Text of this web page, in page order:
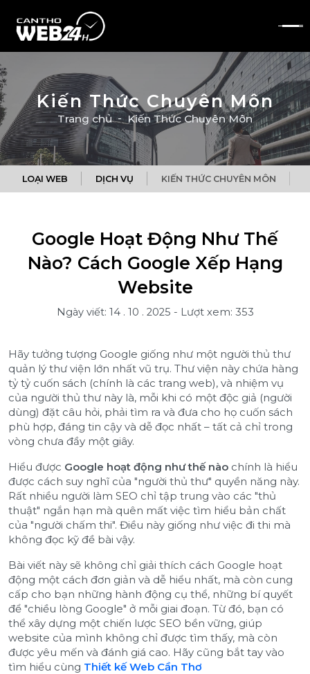
Kiến Thức Chuyên Môn
Trang chủ Kiến Thức Chuyên Môn
LOẠI WEB DỊCH VỤ KIẾN THỨC CHUYÊN MÔN
Google Hoạt Động Như Thế
Nào? Cách Google Xếp Hạng
Website
Ngày viết: 14 . 10 . 2025 - Lượt xem: 353
Hãy tưởng tượng Google giống như một người thủ thư
quản lý thư viện lớn nhất vũ trụ. Thư viện này chứa hàng
tỷ tỷ cuốn sách (chính là các trang web), và nhiệm vụ
của người thủ thư này là, mỗi khi có một độc giả (người
dùng) đặt câu hỏi, phải tìm ra và đưa cho họ cuốn sách
phù hợp, đáng tin cậy và dễ đọc nhất – tất cả chỉ trong
vòng chưa đầy một giây.
Hiểu được Google hoạt động như thế nào chính là hiểu
được cách suy nghĩ của "người thủ thư" quyền năng này.
Rất nhiều người làm SEO chỉ tập trung vào các "thủ
thuật" ngắn hạn mà quên mất việc tìm hiểu bản chất
của "người chấm thi". Điều này giống như việc đi thi mà
không đọc kỹ đề bài vậy.
Bài viết này sẽ không chỉ giải thích cách Google hoạt
động một cách đơn giản và dễ hiểu nhất, mà còn cung
cấp cho bạn những hành động cụ thể, những bí quyết
để "chiều lòng Google" ở mỗi giai đoạn. Từ đó, bạn có
thể xây dựng một chiến lược SEO bền vững, giúp
website của mình không chỉ được tìm thấy, mà còn
được yêu mến và đánh giá cao. Hãy cũng bắt tay vào
tìm hiểu cùng Thiết kế Web Cần Thơ